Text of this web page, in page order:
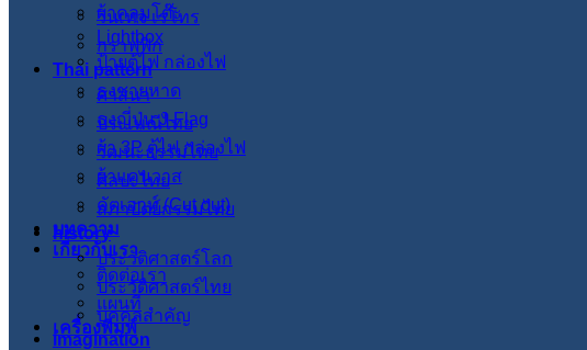
ผ้าคลุมโต๊ะ
Lightbox
ป้ายตู้ไฟ กล่องไฟ
ธงชายหาด
ธงญี่ปุ่น J-Flag
ผ้า 3P ตู้ไฟ กล่องไฟ
ผ้าแคนวาส
คัตเอาท์ (Cut out)
บทความ
เกี่ยวกับเรา
ติดต่อเรา
แผนที่
เครื่องพิมพ์
วินเทจ เรโทร
กราฟฟิก
Thai pattern
ศาสนา
ประเพณีไทย
วัฒนะธรรมไทย
ศิลปะไทย
สภาปัตย์กรรมไทย
history
ประวัติศาสตร์โลก
ประวัติศาสตร์ไทย
บุคคลสำคัญ
imagination